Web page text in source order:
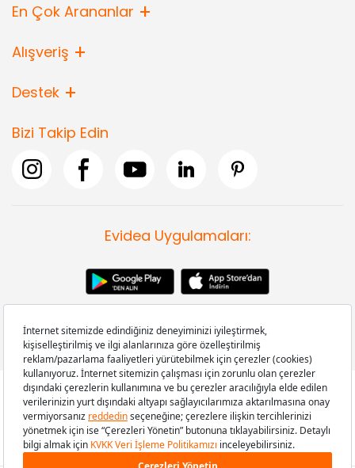
En Çok Arananlar
Alışveriş
Destek
Bizi Takip Edin
Evidea Uygulamaları:
Copyright © 2008-2026 Evidea.com | Tüm hakları saklıdır.